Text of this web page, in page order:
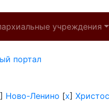
учреждения
портал
] Ново-Ленино [x] Христос